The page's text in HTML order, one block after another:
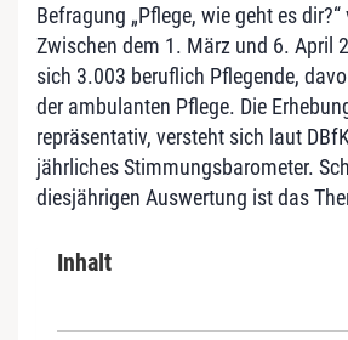
Befragung „Pflege, wie geht es
Zwischen dem 1. März und 6. April
sich 3.003 beruflich Pflegende,
der ambulanten Pflege. Die
repräsentativ, versteht sich laut
jährliches Stimmungsbarometer.
diesjährigen Auswertung ist das
Inhalt